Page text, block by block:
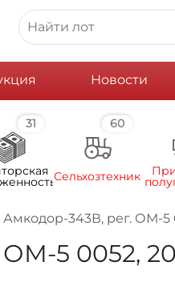
Новости
31 60
Сельхозтехника
343В, рег. ОМ-5
5 0052,